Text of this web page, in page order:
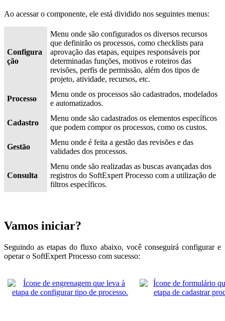
Ao acessar o componente, ele está dividido nos seguintes menus:
Configura
ção
Menu onde são configurados os diversos recursos
que definirão os processos, como checklists para
aprovação das etapas, equipes responsáveis por
determinadas funções, motivos e roteiros das
revisões, perfis de permissão, além dos tipos de
projeto, atividade, recursos, etc.
Processo
Menu onde os processos são cadastrados, modelados
e automatizados.
Cadastro
Menu onde são cadastrados os elementos específicos
que podem compor os processos, como os custos.
Gestão
Menu onde é feita a gestão das revisões e das
validades dos processos.
Consulta
Menu onde são realizadas as buscas avançadas dos
registros do SoftExpert Processo com a utilização de
filtros específicos.
Vamos iniciar?
Seguindo as etapas do fluxo abaixo, você conseguirá configurar e
operar o SoftExpert Processo com sucesso: